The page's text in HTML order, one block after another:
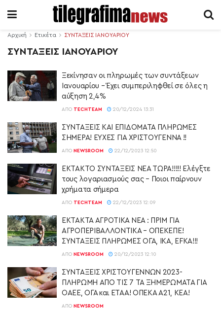
Αρχική Ετικέτα ΣΥΝΤΑΞΕΙΣ ΙΑΝΟΥΑΡΙΟΥ
ΣΥΝΤΑΞΕΙΣ ΙΑΝΟΥΑΡΙΟΥ
Ξεκίνησαν οι πληρωμές των συντάξεων
Ιανουαρίου – Έχει συμπεριληφθεί σε όλες η
αύξηση 2,4%
ΑΠΌ TECHTEAM 20/12/2024 13:31
ΣΥΝΤΑΞΕΙΣ ΚΑΙ ΕΠΙΔΟΜΑΤΑ ΠΛΗΡΩΜΕΣ
ΣΗΜΕΡΑ! ΕΥΧΕΣ ΓΙΑ ΧΡΙΣΤΟΥΓΕΝΝΑ !!
ΑΠΌ NEWSROOM 22/12/2023 12:50
ΕΚΤΑΚΤΟ ΣΥΝΤΑΞΕΙΣ ΝΕΑ ΤΩΡΑ!!!!! Ελέγξτε
τους λογαριασμούς σας – Ποιοι παίρνουν
χρήματα σήμερα
ΑΠΌ TECHTEAM 22/12/2023 12:09
ΕΚΤΑΚΤΑ ΑΓΡΟΤΙΚΑ ΝΕΑ : ΠΡΙΜ ΓΙΑ
ΑΓΡΟΠΕΡΙΒΑΛΛΟΝΤΙΚΑ – ΟΠΕΚΕΠΕ!
ΣΥΝΤΑΞΕΙΣ ΠΛΗΡΩΜΕΣ ΟΓΑ, ΙΚΑ, EFKA!!!
ΑΠΌ NEWSROOM 20/12/2023 12:10
ΣΥΝΤΑΞΕΙΣ ΧΡΙΣΤΟΥΓΕΝΝΩΝ 2023-
ΠΛΗΡΩΜΗ ΑΠΟ ΤΙΣ 7 ΤΑ ΞΗΜΕΡΩΜΑΤΑ ΓΙΑ
ΟΑΕΕ, ΟΓΑ και ΕΤΑΑ! ΟΠΕΚΑ Α21, ΚΕΑ!
ΑΠΌ NEWSROOM